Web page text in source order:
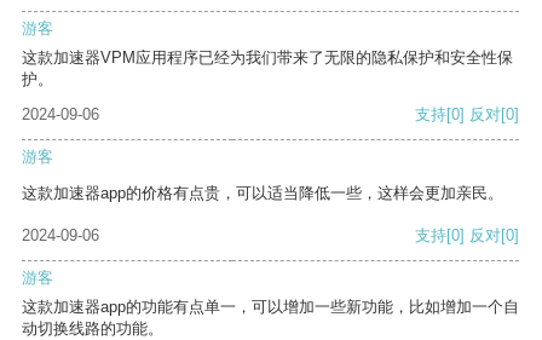
游客
这款加速器VPM应用程序已经为我们带来了无限的隐私保护和安全性保
护。
2024-09-06
支持[0] 反对[0]
游客
这款加速器app的价格有点贵，可以适当降低一些，这样会更加亲民。
2024-09-06 支持[0] 反对[0]
游客
这款加速器app的功能有点单一，可以增加一些新功能，比如增加一个自
动切换线路的功能。